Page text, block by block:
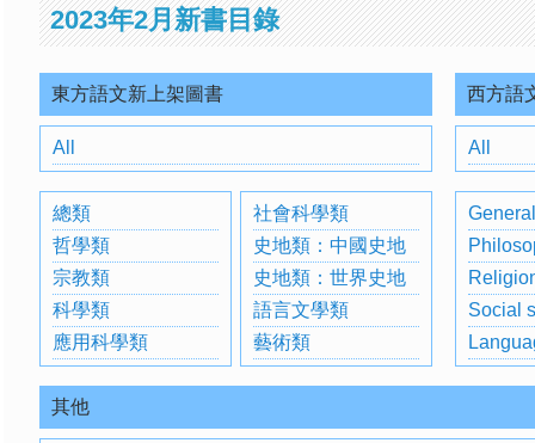
2023年2月新書目錄
東方語文新上架圖書
All
總類
哲學類
宗教類
科學類
應用科學類
社會科學類
史地類：中國史地
史地類：世界史地
語言文學類
藝術類
西方語
All
Social
其他